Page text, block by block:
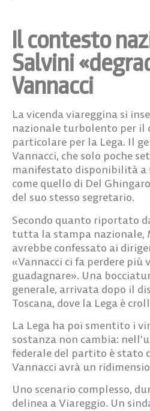
Il contesto
Salvini
Vannacci
La vicenda viareggina si
nazionale turbolento per il
particolare per la Lega. Il
Vannacci, che solo poche
manifestato disponibilità a
come quello di Del
del suo stesso segretario.
Secondo quanto riportato
tutta la stampa nazionale,
avrebbe confessato ai
«Vannacci ci fa perdere più
guadagnare». Una
generale, arrivata dopo il
Toscana, dove la Lega è
La Lega ha poi smentito i
sostanza non cambia:
federale del partito è stato
Vannacci avrà un
Uno scenario complesso,
delinea a Viareggio. Un